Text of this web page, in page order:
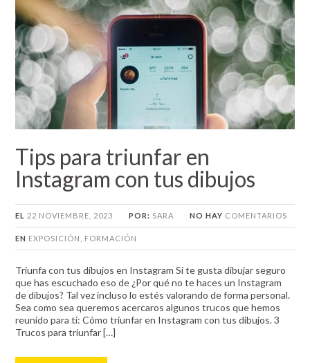
Tips para triunfar en
Instagram con tus dibujos
EL 22 NOVIEMBRE, 2023 POR: SARA NO HAY COMENTARIOS
EN EXPOSICIÓN FORMACIÓN
Triunfa con tus dibujos en Instagram Si te gusta dibujar seguro
que has escuchado eso de ¿Por qué no te haces un Instagram
de dibujos? Tal vez incluso lo estés valorando de forma personal.
Sea como sea queremos acercaros algunos trucos que hemos
reunido para ti: Cómo triunfar en Instagram con tus dibujos. 3
Trucos para triunfar […]